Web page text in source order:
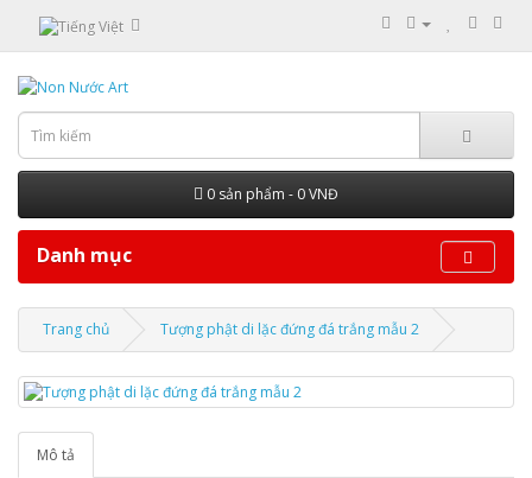
0 sản phẩm - 0 VNĐ
Danh mục
Trang chủ Tượng phật di lặc đứng đá trắng mẫu 2
Mô tả